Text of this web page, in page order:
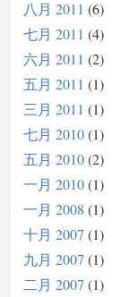
八月 2011 6
七月 2011 4
六月 2011 2
五月 2011
1
三月 2011
1
七月 2010 1
五月 2010 2
一月 2010 1
一月 2008 1
十月 2007 1
九月 2007 1
二月 2007 1